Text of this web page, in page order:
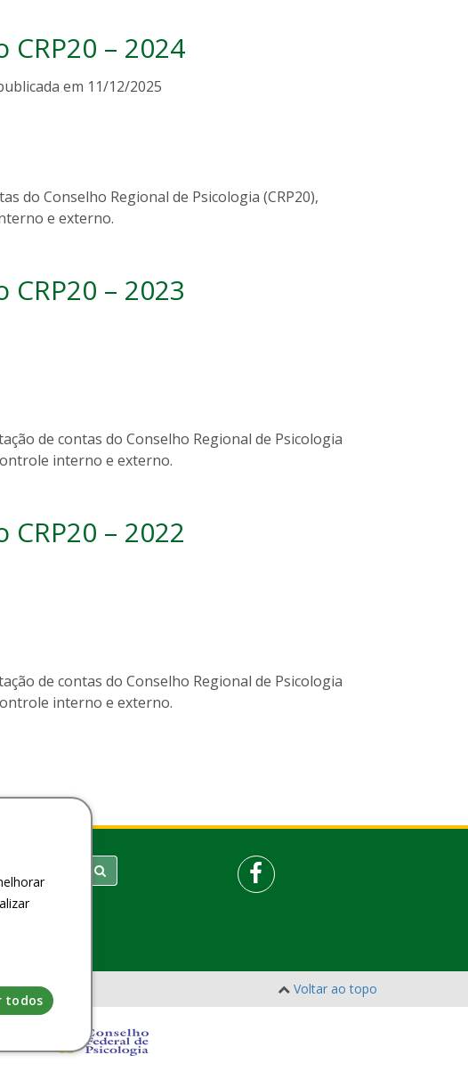
– 2024
em 11/12/2025
do Conselho Regional de Psicologia (CRP20),
e externo.
– 2023
de contas do Conselho Regional de Psicologia
interno e externo.
– 2022
de contas do Conselho Regional de Psicologia
interno e externo.
Voltar ao topo
CFP
todos